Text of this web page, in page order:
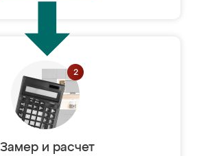
Замер и расчет